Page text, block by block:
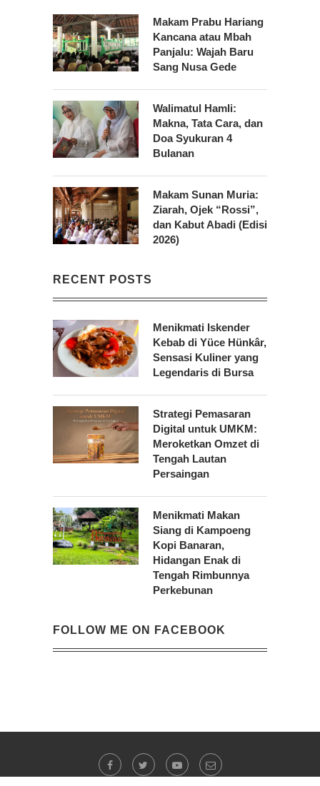
Makam Prabu Hariang
Kancana atau Mbah
Panjalu: Wajah Baru
Sang Nusa Gede
Walimatul Hamli:
Makna, Tata Cara, dan
Doa Syukuran 4
Bulanan
Makam Sunan Muria:
Ziarah, Ojek “Rossi”,
dan Kabut Abadi (Edisi
2026)
RECENT POSTS
Menikmati Iskender
Kebab di Yüce Hünkâr,
Sensasi Kuliner yang
Legendaris di Bursa
Strategi Pemasaran
Digital untuk UMKM:
Meroketkan Omzet di
Tengah Lautan
Persaingan
Menikmati Makan
Siang di Kampoeng
Kopi Banaran,
Hidangan Enak di
Tengah Rimbunnya
Perkebunan
FOLLOW ME ON FACEBOOK